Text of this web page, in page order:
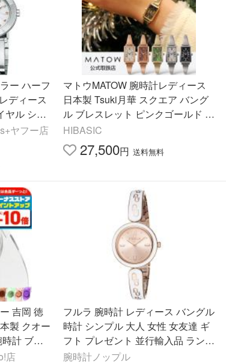
ー ハーフ
ディース
ヤル シル
ヤフー店
マトウMATOW 腕時計レディース
日本製 Tsuki月華 スクエア バング
ル ブレスレット ピンクゴールド シ
ルバー ゴールド グリーン アンバー
ブラック
HIBASIC
27,500円 送料無料
吉岡 徳
製 クオー
計 ブラ
ル
店
フルラ 腕時計 レディース バングル
時計 シンプル 大人 女性 女友達 ギ
フト プレゼント 並行輸入品 ランキ
ング お祝い 爆買 成人 卒業 入学
腕時計ノップル